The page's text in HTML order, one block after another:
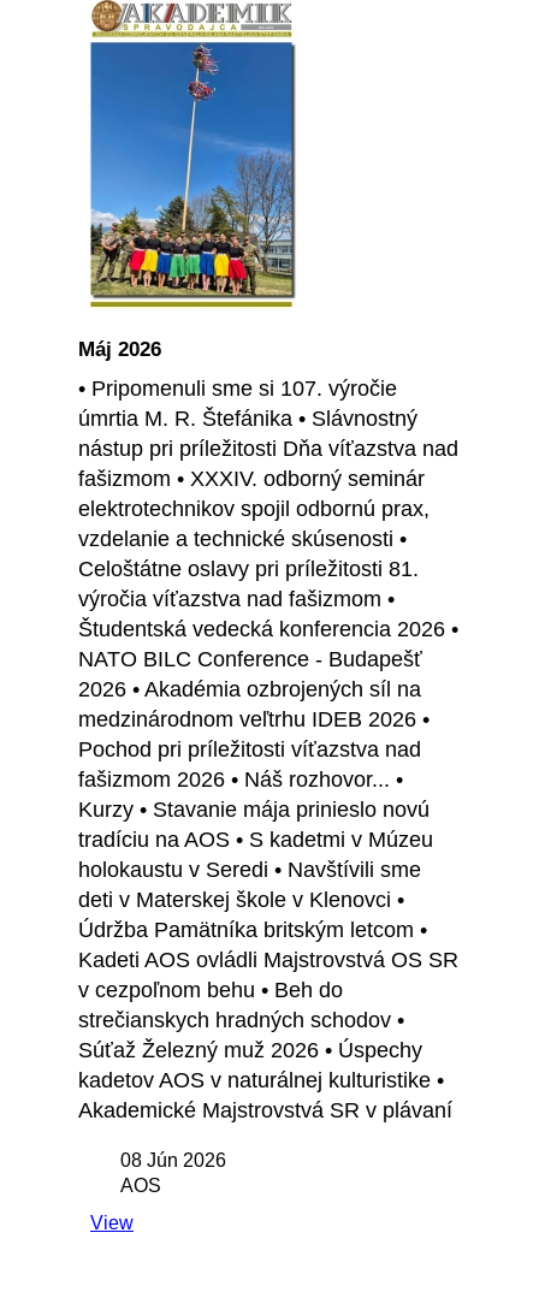
Máj 2026
• Pripomenuli sme si 107. výročie
úmrtia M. R. Štefánika • Slávnostný
nástup pri príležitosti Dňa víťazstva nad
fašizmom • XXXIV. odborný seminár
elektrotechnikov spojil odbornú prax,
vzdelanie a technické skúsenosti •
Celoštátne oslavy pri príležitosti 81.
výročia víťazstva nad fašizmom •
Študentská vedecká konferencia 2026 •
NATO BILC Conference - Budapešť
2026 • Akadémia ozbrojených síl na
medzinárodnom veľtrhu IDEB 2026 •
Pochod pri príležitosti víťazstva nad
fašizmom 2026 • Náš rozhovor... •
Kurzy • Stavanie mája prinieslo novú
tradíciu na AOS • S kadetmi v Múzeu
holokaustu v Seredi • Navštívili sme
deti v Materskej škole v Klenovci •
Údržba Pamätníka britským letcom •
Kadeti AOS ovládli Majstrovstvá OS SR
v cezpoľnom behu • Beh do
strečianskych hradných schodov •
Súťaž Železný muž 2026 • Úspechy
kadetov AOS v naturálnej kulturistike •
Akademické Majstrovstvá SR v plávaní
08 Jún 2026
AOS
View